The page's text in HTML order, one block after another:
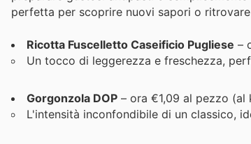
perfetta per scoprire nuovi sapori o
Ricotta Fuscelletto Caseificio Pugliese –
Un tocco di leggerezza e freschezza,
Gorgonzola DOP – ora €1,09 al pezzo (al
L'intensità inconfondibile di un classico,